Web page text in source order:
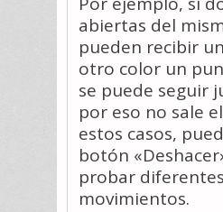
abiertas del
pueden recibir
otro color un
se puede seguir
por eso no sale
estos casos,
botón
probar diferentes
movimientos.